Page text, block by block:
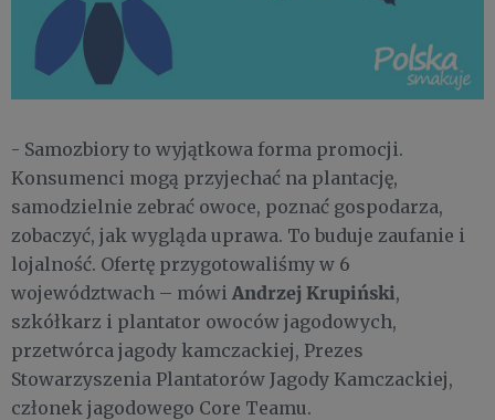
- Samozbiory to wyjątkowa forma promocji.
Konsumenci mogą przyjechać na plantację,
samodzielnie zebrać owoce, poznać gospodarza,
zobaczyć, jak wygląda uprawa. To buduje zaufanie i
lojalność. Ofertę przygotowaliśmy w 6
województwach – mówiAndrzej Krupiński,
szkółkarz i plantator owoców jagodowych,
przetwórca jagody kamczackiej, Prezes
Stowarzyszenia Plantatorów Jagody Kamczackiej,
członek jagodowego Core Teamu.